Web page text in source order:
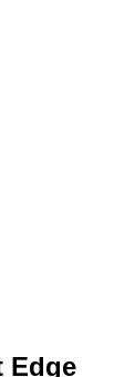
Edge